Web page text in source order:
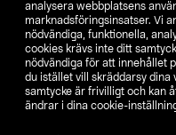
analysera webbplatsens
marknadsföringsinsatser. Vi
nödvändiga, funktionella,
cookies krävs inte ditt
nödvändiga för att innehållet
du istället vill skräddarsy dina
samtycke är frivilligt och kan
ändrar i dina cookie-
SE